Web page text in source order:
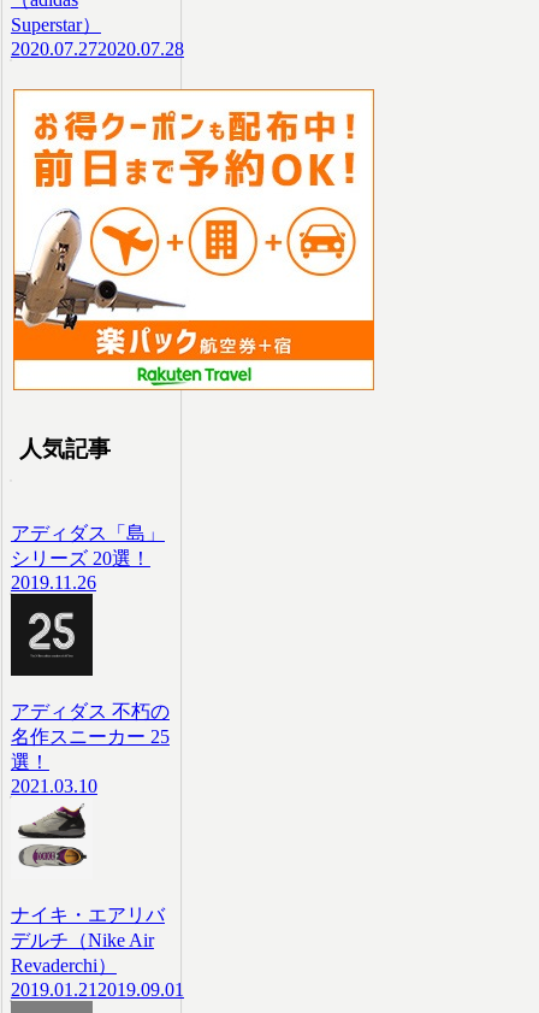
Superstar）
2020.07.272020.07.28
人気記事
アディダス「島」
シリーズ 20選！
2019.11.26
アディダス 不朽の
名作スニーカー 25
選！
2021.03.10
ナイキ・エアリバ
デルチ（Nike Air
Revaderchi）
2019.01.21 2019.09.01